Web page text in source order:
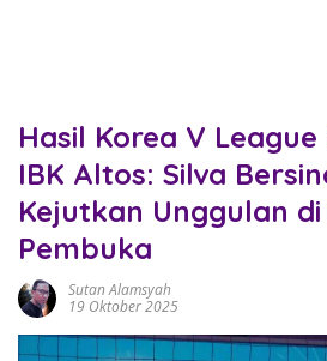
Hasil Korea V League
IBK Altos: Silva
Kejutkan Unggulan
Pembuka
Sutan Alamsyah
19 Oktober 2025